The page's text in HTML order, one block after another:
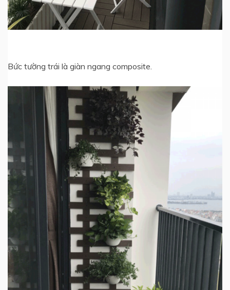
Bức tường trái là giàn ngang composite.